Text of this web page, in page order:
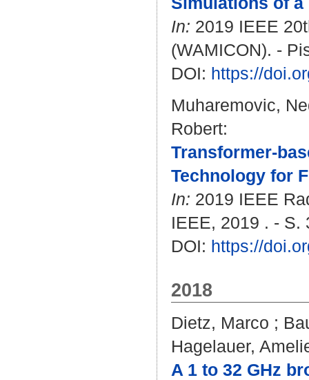
In: 2019 IEEE
(WAMICON). -
DOI: https://
Muharemovic,
Robert:
Transformer-
Technology for
In: 2019 IEEE
IEEE, 2019 . - S.
DOI: https://
2018
Dietz, Marco ;
Hagelauer,
A 1 to 32 GHz